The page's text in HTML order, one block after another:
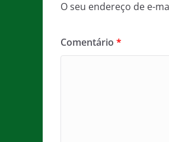
O seu endereço de e-
Comentário *